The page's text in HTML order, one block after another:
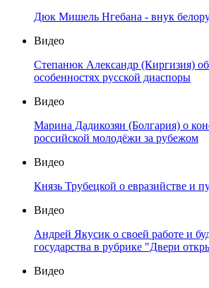
Дюк Мишель Нгебана - внук
Видео
Степанюк Александр (Киргизия)
особенностях русской диаспоры
Видео
Марина Дадикозян (Болгария) о
российской молодёжи за рубежом
Видео
Князь Трубецкой о евразийстве и
Видео
Андрей Якусик о своей работе и
государства в рубрике "Двери
Видео